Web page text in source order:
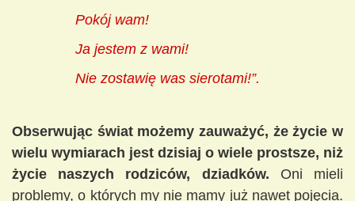
Pokój wam!
Ja jestem z wami!
Nie zostawię was sierotami!”.
Obserwując świat możemy zauważyć, że życie w
wielu wymiarach jest dzisiaj o wiele prostsze, niż
życie naszych rodziców, dziadków. Oni mieli
problemy, o których my nie mamy już nawet pojęcia.